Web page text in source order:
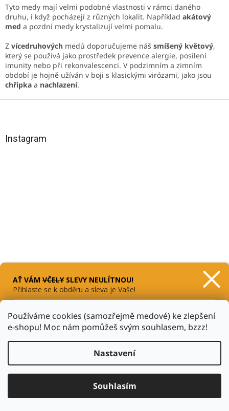
Používáme cookies (samozřejmě medové) ke zlepšení
e-shopu! Moc nám pomůžeš svým souhlasem, bzzz!
Nastavení
Souhlasím
v
ý
p
s
u
Tyto medy mají velmi podobné vlastnosti v rámci daného
druhu, i když pocházejí z různých lokalit. Například akátový
med a pozdní medy krystalizují velmi pomalu.
Z vícedruhových medů doporučujeme náš smíšený květový,
který se používá jako prostředek prevence alergie, posílení
imunity nebo při rekonvalescenci. V podzimním a zimním
období je hojně užíván v boji s klasickými virózami, jako jsou
chřipka a nachlazení.
Instagram
Sledovat na Instagramu
Vytvořil Shoptet
Bzukot.cz. Všechna práva vyhrazena.
AŤ VÁM VČELYSLEVY NEULÍTNOU!
Přihlaste se k obděru a sleva je Vaše!
CHCI SLEVU 10 %
Zásady zpracování osobních údajů